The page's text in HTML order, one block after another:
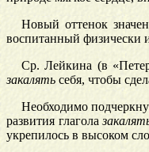
Новый оттенок
воспитанный физически
Ср. Лейкина (в
закалять себя, чтобы
Необходимо
развития глагола
укрепилось в высоком